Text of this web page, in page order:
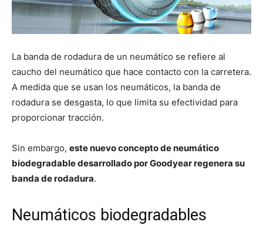
La banda de rodadura de un neumático se refiere al
caucho del neumático que hace contacto con la carretera.
A medida que se usan los neumáticos, la banda de
rodadura se desgasta, lo que limita su efectividad para
proporcionar tracción.
Sin embargo, este nuevo concepto de neumático
biodegradable desarrollado por Goodyear regenera su
banda de rodadura.
Neumáticos biodegradables